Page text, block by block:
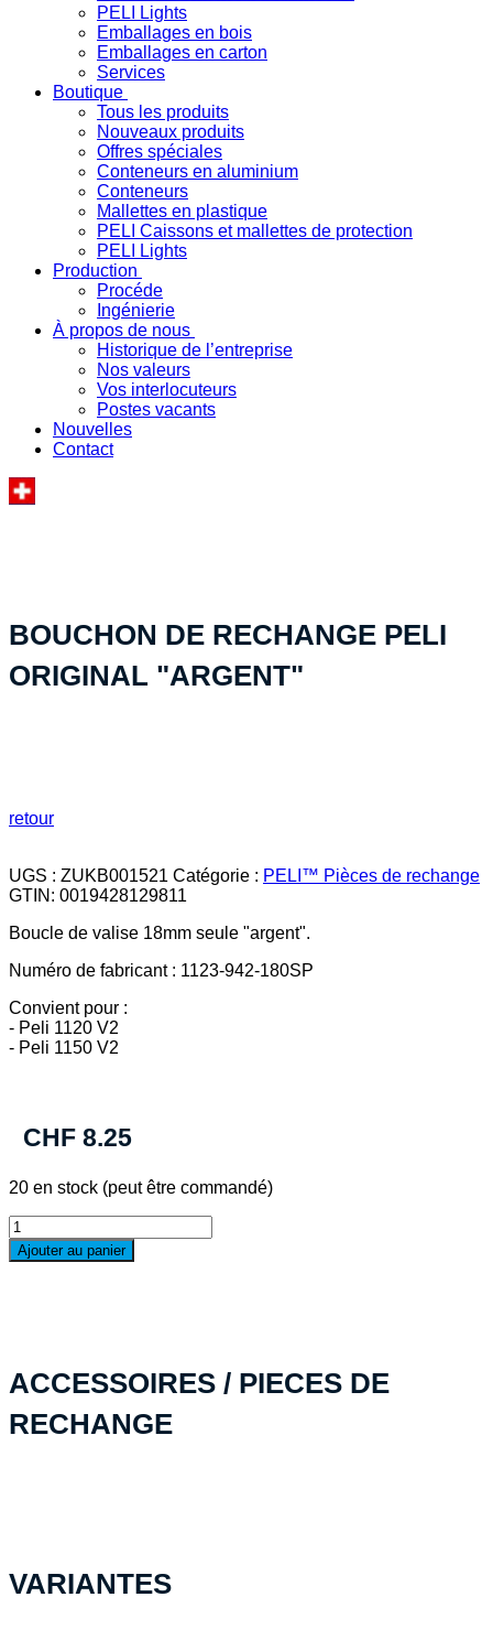
PELI Lights
Emballages en bois
Emballages en carton
Services
Boutique
Tous les produits
Nouveaux produits
Offres spéciales
Conteneurs en aluminium
Conteneurs
Mallettes en plastique
PELI Caissons et mallettes de protection
PELI Lights
Production
Procéde
Ingénierie
À propos de nous
Historique de l’entreprise
Nos valeurs
Vos interlocuteurs
Postes vacants
Nouvelles
Contact
BOUCHON DE RECHANGE PELI
ORIGINAL "ARGENT"
retour
UGS : ZUKB001521 Catégorie : PELI™ Pièces de rechange
GTIN: 0019428129811
Boucle de valise 18mm seule "argent".
Numéro de fabricant : 1123-942-180SP
Convient pour :
- Peli 1120 V2
- Peli 1150 V2
CHF 8.25
20 en stock (peut être commandé)
quantité
de
Bouchon
Ajouter au panier
ACCESSOIRES / PIECES DE
RECHANGE
VARIANTES